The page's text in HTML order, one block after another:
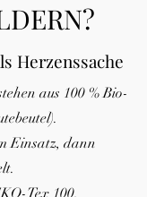
Herzenssache
aus 100 % Bio-
Einsatz, dann